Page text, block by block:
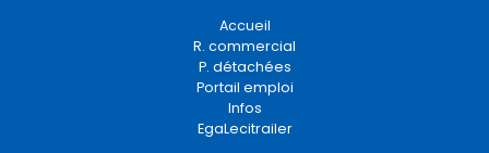
Accueil
R. commercial
P. détachées
Portail emploi
Infos
EgaLecitrailer